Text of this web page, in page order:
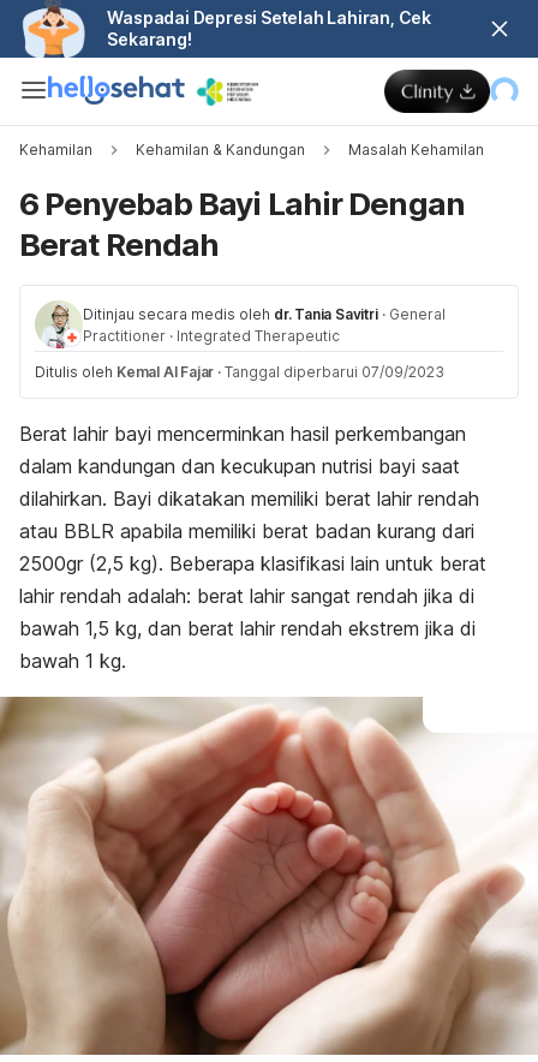
Waspadai Depresi Setelah Lahiran, Cek
Sekarang!
Kehamilan Kehamilan & Kandungan Masalah Kehamilan
6 Penyebab Bayi Lahir Dengan
Berat Rendah
Ditinjau secara medis oleh dr. Tania Savitri · General
Practitioner · Integrated Therapeutic
Ditulis oleh Kemal Al Fajar · Tanggal diperbarui 07/09/2023
Berat lahir bayi mencerminkan hasil perkembangan
dalam kandungan dan kecukupan nutrisi bayi saat
dilahirkan. Bayi dikatakan memiliki berat lahir rendah
atau BBLR apabila memiliki berat badan kurang dari
2500gr (2,5 kg). Beberapa klasifikasi lain untuk berat
lahir rendah adalah: berat lahir sangat rendah jika di
bawah 1,5 kg, dan berat lahir rendah ekstrem jika di
bawah 1 kg.